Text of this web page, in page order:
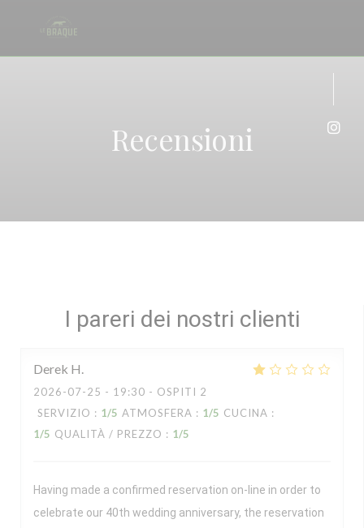
Recensioni
I pareri dei nostri clienti
Derek H
2026-07-25 - 19:30 - OSPITI 2
SERVIZIO : 1/5 ATMOSFERA : 1/5 CUCINA :
1/5 QUALITÀ / PREZZO : 1/5
Having made a confirmed reservation on-line in order to
celebrate our 40th wedding anniversary, the reservation